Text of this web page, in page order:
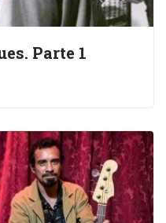
Parte 1